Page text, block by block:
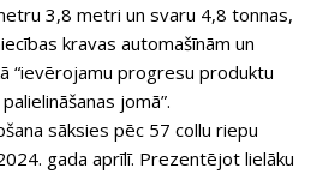
3,8 metri un svaru 4,8 tonnas,
kravas automašīnām un
“ievērojamu progresu produktu
jomā”.
sāksies pēc 57 collu riepu
gada aprīlī. Prezentējot lielāku